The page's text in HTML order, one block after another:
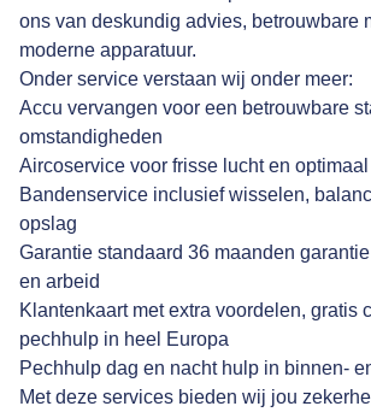
ons van deskundig advies, betrouwbare
moderne apparatuur.
Onder service verstaan wij onder meer:
Accu vervangen voor een betrouwbare
omstandigheden
Aircoservice voor frisse lucht en
Bandenservice inclusief wisselen,
opslag
Garantie standaard 36 maanden
en arbeid
Klantenkaart met extra voordelen, gratis
pechhulp in heel Europa
Pechhulp dag en nacht hulp in binnen-
Met deze services bieden wij jou